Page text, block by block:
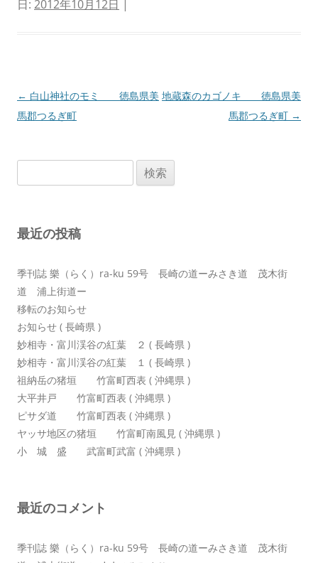
日: 2012年10月12日
投
稿
ョ
← 白山神社のモミ 徳島県美
馬郡つるぎ町
地蔵森のカゴノキ 徳島県美
馬郡つるぎ町 →
索:
最近の投稿
季刊誌 樂（らく）ra-ku 59号 長崎の道ーみさき道 茂木街
道 浦上街道ー
移転のお知らせ
お知らせ ( 長崎県 )
妙相寺・富川渓谷の紅葉 ２ ( 長崎県 )
妙相寺・富川渓谷の紅葉 １ ( 長崎県 )
祖納岳の猪垣 竹富町西表 ( 沖縄県 )
大平井戸 竹富町西表 ( 沖縄県 )
ピサダ道 竹富町西表 ( 沖縄県 )
ヤッサ地区の猪垣 竹富町南風見 ( 沖縄県 )
小 城 盛 武富町武富 ( 沖縄県 )
最近のコメント
季刊誌 樂（らく）ra-ku 59号 長崎の道ーみさき道 茂木街